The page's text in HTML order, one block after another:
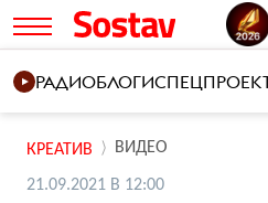
РАДИОБЛОГИ
КРЕАТИВ ВИДЕО
21.09.2021 В 12:00